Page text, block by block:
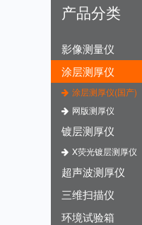
产品分类
影像测量仪
涂层测厚仪
涂层测厚仪(国产)
网版测厚仪
镀层测厚仪
X荧光镀层测厚仪
超声波测厚仪
三维扫描仪
环境试验箱